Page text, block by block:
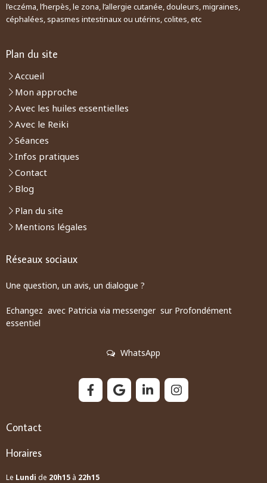
l’eczéma, l’herpès, le zona, l’allergie cutanée, douleurs, migraines,
céphalées, spasmes intestinaux ou utérins, colites, etc
Plan du site
Accueil
Mon approche
Avec les huiles essentielles
Avec le Reiki
Séances
Infos pratiques
Contact
Blog
Plan du site
Mentions légales
Réseaux sociaux
Une question, un avis, un dialogue ?
Echangez avec Patricia via messenger sur Profondément
essentiel
WhatsApp
Contact
Horaires
Le Lundi de 20h15 à 22h15